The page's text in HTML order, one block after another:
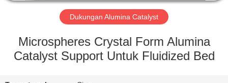
TUR
KONTROL
Dukungan Alumina Catalyst
Microspheres Crystal Form Alumina
Catalyst Support Untuk Fluidized Bed